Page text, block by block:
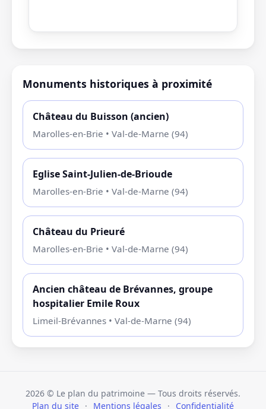
Monuments historiques à proximité
Château du Buisson (ancien)
Marolles-en-Brie • Val-de-Marne (94)
Eglise Saint-Julien-de-Brioude
Marolles-en-Brie • Val-de-Marne (94)
Château du Prieuré
Marolles-en-Brie • Val-de-Marne (94)
Ancien château de Brévannes, groupe
hospitalier Emile Roux
Limeil-Brévannes • Val-de-Marne (94)
2026 © Le plan du patrimoine — Tous droits réservés.
Plan du site · Mentions légales · Confidentialité